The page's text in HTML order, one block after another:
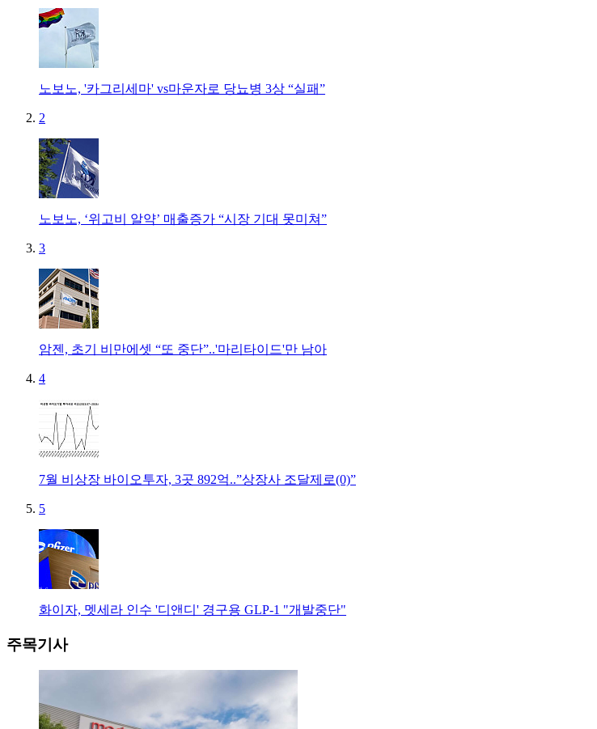
노보노, '카그리세마' vs마운자로 당뇨병 3상 “실패”
2
노보노, ‘위고비 알약’ 매출증가 “시장 기대 못미쳐”
3
암젠, 초기 비만에셋 “또 중단”..'마리타이드'만 남아
4
7월 비상장 바이오투자, 3곳 892억..”상장사 조달제로(0)”
5
화이자, 멧세라 인수 '디앤디' 경구용 GLP-1 "개발중단"
주목기사